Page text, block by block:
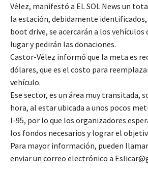
Vélez, manifestó a EL SOL News un
la estación, debidamente
boot drive, se acercarán a los
lugar y pedirán las donaciones.
Castor-Vélez informó que la meta es
dólares, que es el costo para
vehículo.
Ese sector, es un área muy transitada,
hora, al estar ubicada a unos pocos
I-95, por lo que los organizadores
los fondos necesarios y lograr el
Para mayor información, pueden
enviar un correo electrónico a